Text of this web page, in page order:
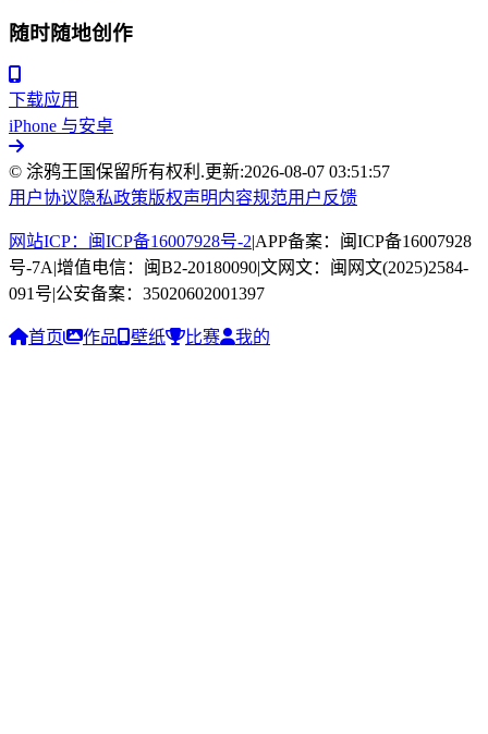
随时随地创作
下载应用
iPhone 与安卓
© 涂鸦王国保留所有权利.更新:2026-08-07 03:51:57
用户协议 隐私政策版权声明内容规范用户反馈
网站ICP：闽ICP备16007928号-2|APP备案：闽ICP备16007928
号-7A|增值电信：闽B2-20180090|文网文：闽网文(2025)2584-
091号|公安备案：35020602001397
首页 作品 壁纸 比赛 我的